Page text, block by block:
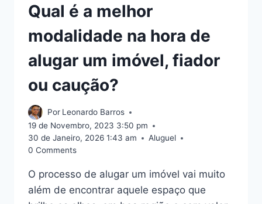
Qual é a melhor
modalidade na hora de
alugar um imóvel, fiador
ou caução?
Por Leonardo Barros
19 de Novembro, 2023 3:50 pm
30 de Janeiro, 2026 1:43 am
Aluguel
0 Comments
O processo de alugar um imóvel vai muito
além de encontrar aquele espaço que